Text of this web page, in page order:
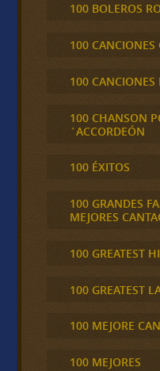
100 BOLEROS
100
100 CANCIONES
100 CHANSON
´ACCORDEÓN
100 ÉXITOS
100 GRANDES
MEJORES
100 GREATEST
100 GREATEST
100 MEJORE
100 MEJORES